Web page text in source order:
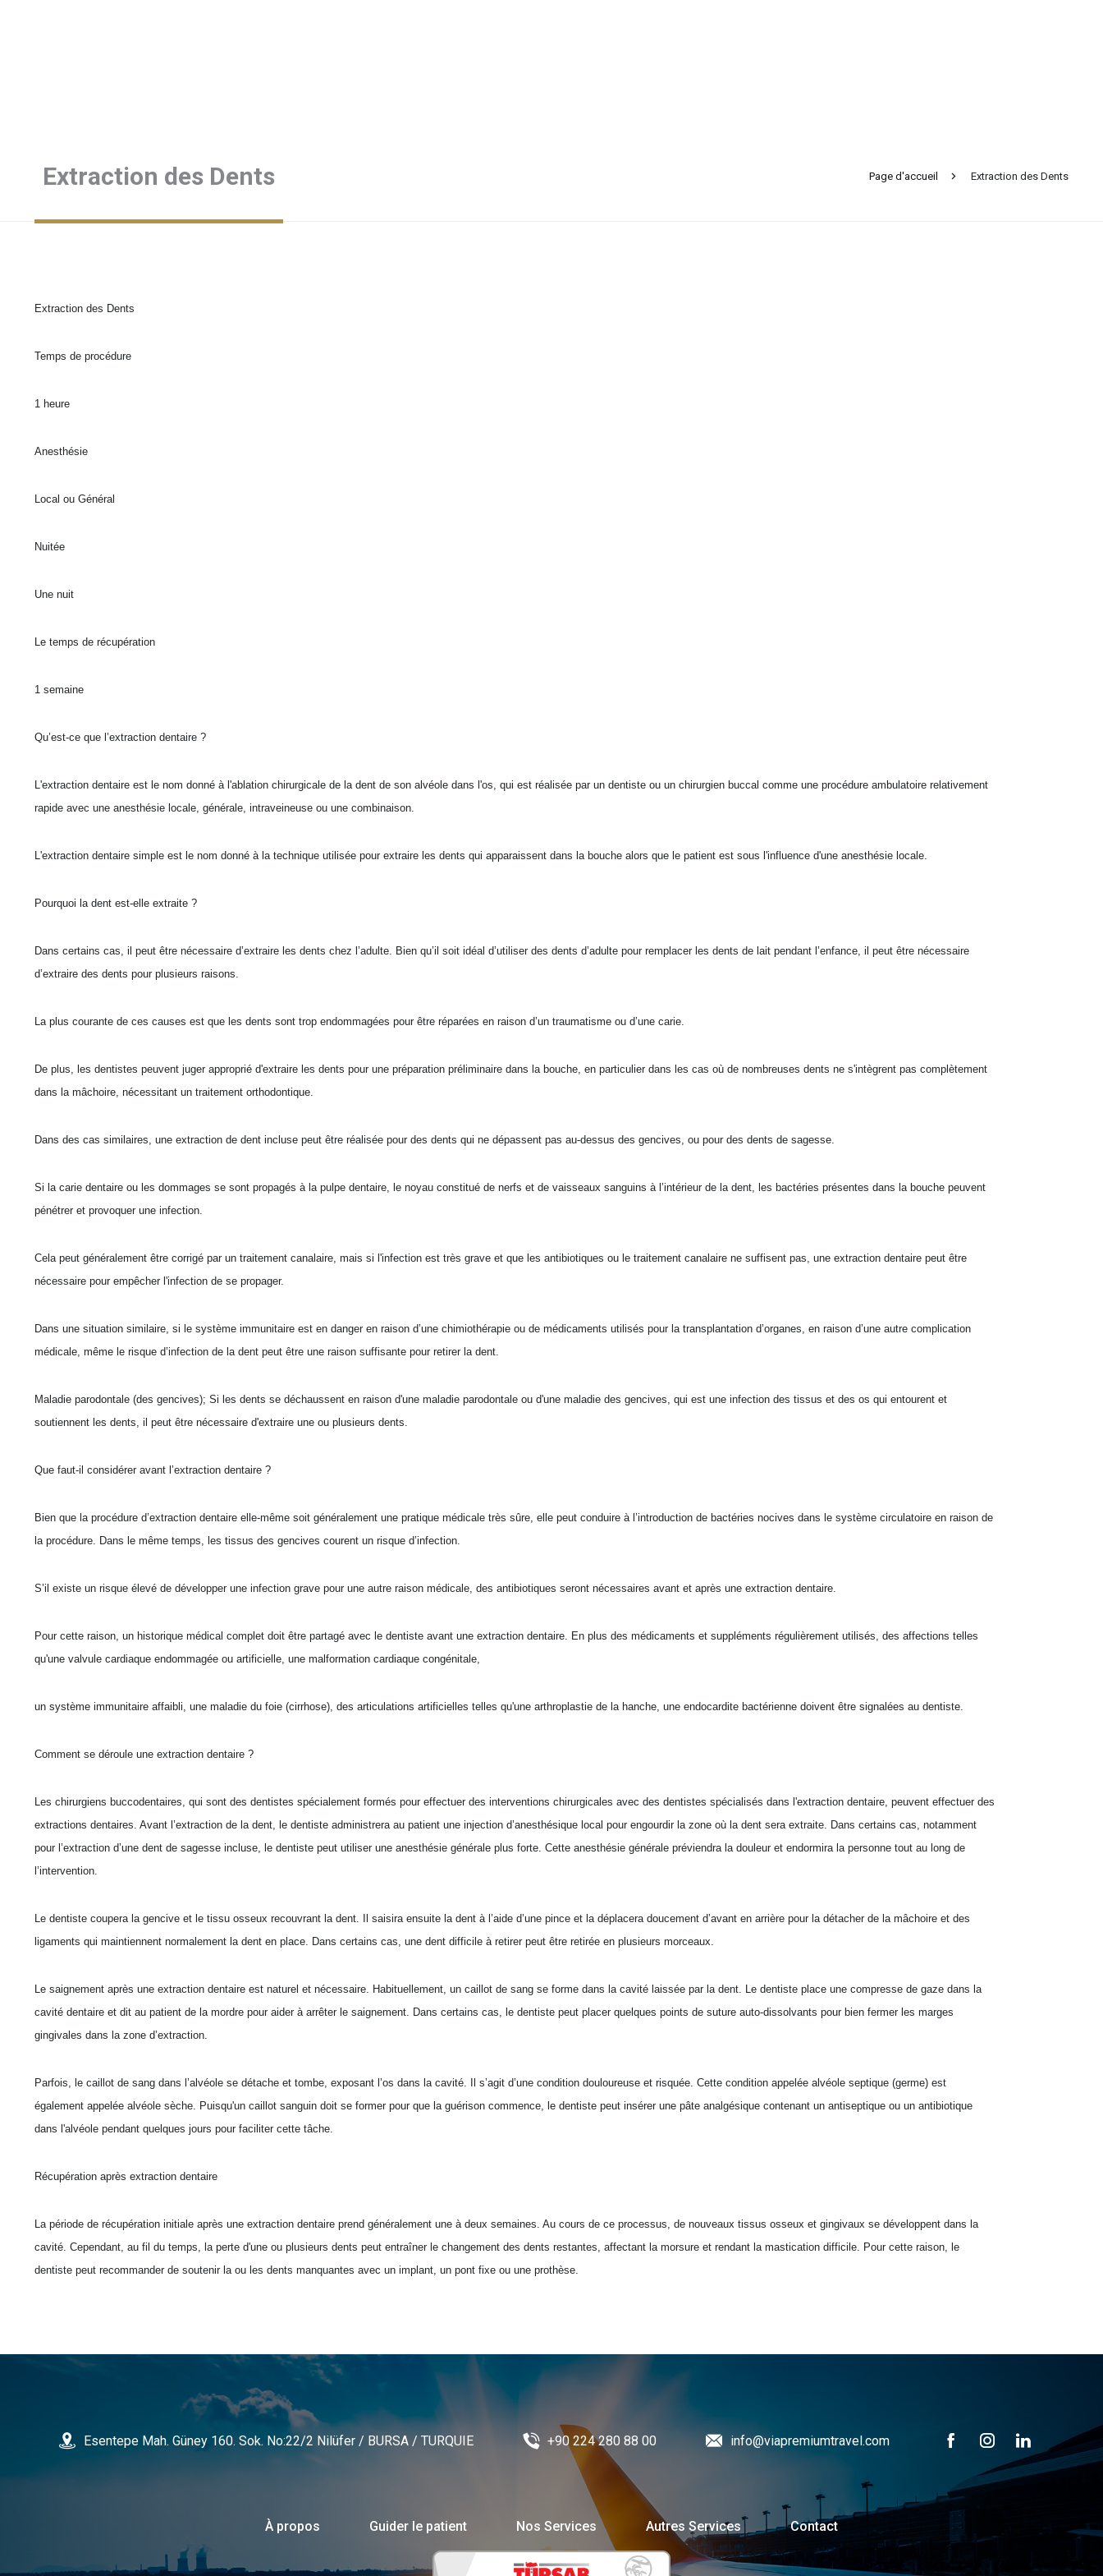
Extraction des Dents Page d'accueil Extraction des Dents
Extraction des Dents
Temps de procédure
1 heure
Anesthésie
Local ou Général
Nuitée
Une nuit
Le temps de récupération
1 semaine
Qu’est-ce que l’extraction dentaire ?
L'extraction dentaire est le nom donné à l'ablation chirurgicale de la dent de son alvéole dans l'os, qui est réalisée par un dentiste ou un chirurgien buccal comme une procédure ambulatoire relativement
rapide avec une anesthésie locale, générale, intraveineuse ou une combinaison.
L'extraction dentaire simple est le nom donné à la technique utilisée pour extraire les dents qui apparaissent dans la bouche alors que le patient est sous l'influence d'une anesthésie locale.
Pourquoi la dent est-elle extraite ?
Dans certains cas, il peut être nécessaire d’extraire les dents chez l’adulte. Bien qu’il soit idéal d’utiliser des dents d’adulte pour remplacer les dents de lait pendant l’enfance, il peut être nécessaire
d’extraire des dents pour plusieurs raisons.
La plus courante de ces causes est que les dents sont trop endommagées pour être réparées en raison d’un traumatisme ou d’une carie.
De plus, les dentistes peuvent juger approprié d'extraire les dents pour une préparation préliminaire dans la bouche, en particulier dans les cas où de nombreuses dents ne s'intègrent pas complètement
dans la mâchoire, nécessitant un traitement orthodontique.
Dans des cas similaires, une extraction de dent incluse peut être réalisée pour des dents qui ne dépassent pas au-dessus des gencives, ou pour des dents de sagesse.
Si la carie dentaire ou les dommages se sont propagés à la pulpe dentaire, le noyau constitué de nerfs et de vaisseaux sanguins à l’intérieur de la dent, les bactéries présentes dans la bouche peuvent
pénétrer et provoquer une infection.
Cela peut généralement être corrigé par un traitement canalaire, mais si l'infection est très grave et que les antibiotiques ou le traitement canalaire ne suffisent pas, une extraction dentaire peut être
nécessaire pour empêcher l'infection de se propager.
Dans une situation similaire, si le système immunitaire est en danger en raison d’une chimiothérapie ou de médicaments utilisés pour la transplantation d’organes, en raison d’une autre complication
médicale, même le risque d’infection de la dent peut être une raison suffisante pour retirer la dent.
Maladie parodontale (des gencives); Si les dents se déchaussent en raison d'une maladie parodontale ou d'une maladie des gencives, qui est une infection des tissus et des os qui entourent et
soutiennent les dents, il peut être nécessaire d'extraire une ou plusieurs dents.
Que faut-il considérer avant l’extraction dentaire ?
Bien que la procédure d’extraction dentaire elle-même soit généralement une pratique médicale très sûre, elle peut conduire à l’introduction de bactéries nocives dans le système circulatoire en raison de
la procédure. Dans le même temps, les tissus des gencives courent un risque d’infection.
S’il existe un risque élevé de développer une infection grave pour une autre raison médicale, des antibiotiques seront nécessaires avant et après une extraction dentaire.
Pour cette raison, un historique médical complet doit être partagé avec le dentiste avant une extraction dentaire. En plus des médicaments et suppléments régulièrement utilisés, des affections telles
qu'une valvule cardiaque endommagée ou artificielle, une malformation cardiaque congénitale,
un système immunitaire affaibli, une maladie du foie (cirrhose), des articulations artificielles telles qu'une arthroplastie de la hanche, une endocardite bactérienne doivent être signalées au dentiste.
Comment se déroule une extraction dentaire ?
Les chirurgiens buccodentaires, qui sont des dentistes spécialement formés pour effectuer des interventions chirurgicales avec des dentistes spécialisés dans l'extraction dentaire, peuvent effectuer des
extractions dentaires. Avant l’extraction de la dent, le dentiste administrera au patient une injection d’anesthésique local pour engourdir la zone où la dent sera extraite. Dans certains cas, notamment
pour l’extraction d’une dent de sagesse incluse, le dentiste peut utiliser une anesthésie générale plus forte. Cette anesthésie générale préviendra la douleur et endormira la personne tout au long de
l’intervention.
Le dentiste coupera la gencive et le tissu osseux recouvrant la dent. Il saisira ensuite la dent à l’aide d’une pince et la déplacera doucement d’avant en arrière pour la détacher de la mâchoire et des
ligaments qui maintiennent normalement la dent en place. Dans certains cas, une dent difficile à retirer peut être retirée en plusieurs morceaux.
Le saignement après une extraction dentaire est naturel et nécessaire. Habituellement, un caillot de sang se forme dans la cavité laissée par la dent. Le dentiste place une compresse de gaze dans la
cavité dentaire et dit au patient de la mordre pour aider à arrêter le saignement. Dans certains cas, le dentiste peut placer quelques points de suture auto-dissolvants pour bien fermer les marges
gingivales dans la zone d’extraction.
Parfois, le caillot de sang dans l’alvéole se détache et tombe, exposant l’os dans la cavité. Il s’agit d’une condition douloureuse et risquée. Cette condition appelée alvéole septique (germe) est
également appelée alvéole sèche. Puisqu'un caillot sanguin doit se former pour que la guérison commence, le dentiste peut insérer une pâte analgésique contenant un antiseptique ou un antibiotique
dans l'alvéole pendant quelques jours pour faciliter cette tâche.
Récupération après extraction dentaire
La période de récupération initiale après une extraction dentaire prend généralement une à deux semaines. Au cours de ce processus, de nouveaux tissus osseux et gingivaux se développent dans la
cavité. Cependant, au fil du temps, la perte d'une ou plusieurs dents peut entraîner le changement des dents restantes, affectant la morsure et rendant la mastication difficile. Pour cette raison, le
dentiste peut recommander de soutenir la ou les dents manquantes avec un implant, un pont fixe ou une prothèse.
Esentepe Mah. Güney 160. Sok. No:22/2 Nilüfer / BURSA / TURQUIE +90 224 280 88 00 info@viapremiumtravel.com
À propos Guider le patient Nos Services Autres Services Contact